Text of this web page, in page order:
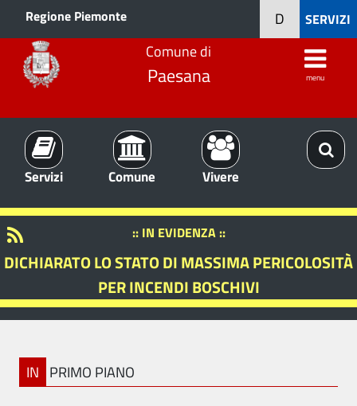
Regione Piemonte SERVIZI
D
Comune di
Paesana menu
Servizi Comune Vivere
:: IN EVIDENZA ::
DICHIARATO LO STATO DI MASSIMA PERICOLOSITÀ
PER INCENDI BOSCHIVI
IN PRIMO PIANO